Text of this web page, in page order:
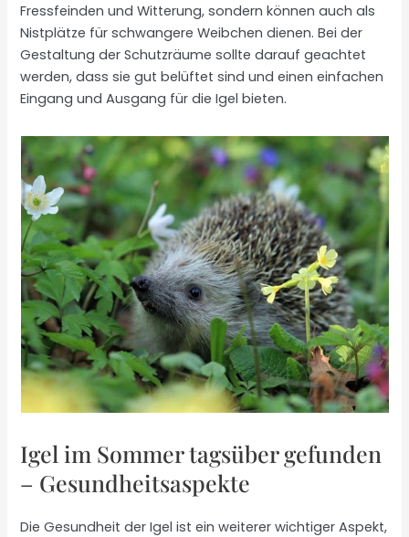
Fressfeinden und Witterung, sondern können auch als
Nistplätze für schwangere Weibchen dienen. Bei der
Gestaltung der Schutzräume sollte darauf geachtet
werden, dass sie gut belüftet sind und einen einfachen
Eingang und Ausgang für die Igel bieten.
Igel im Sommer tagsüber gefunden
– Gesundheitsaspekte
Die Gesundheit der Igel ist ein weiterer wichtiger Aspekt,